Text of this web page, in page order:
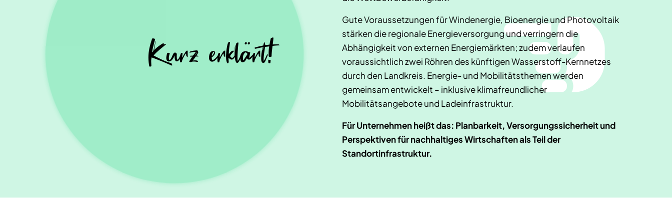
Kurz erklärt!
Gute Voraussetzungen für Windenergie, Bioenergie und Photovoltaik
stärken die regionale Energieversorgung und verringern die
Abhängigkeit von externen Energiemärkten; zudem verlaufen
voraussichtlich zwei Röhren des künftigen Wasserstoff-Kernnetzes
durch den Landkreis. Energie- und Mobilitätsthemen werden
gemeinsam entwickelt – inklusive klimafreundlicher
Mobilitätsangebote und Ladeinfrastruktur.
Für Unternehmen heißt das: Planbarkeit, Versorgungssicherheit und
Perspektiven für nachhaltiges Wirtschaften als Teil der
Standortinfrastruktur.